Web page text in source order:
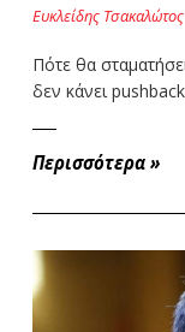
Ευκλείδης Τσακαλώτος
Πότε θα
δεν κάνει
Περισσότερα »